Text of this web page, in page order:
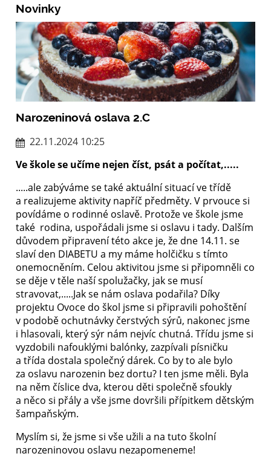
Novinky
Narozeninová oslava 2.C
22.11.2024 10:25
Ve škole se učíme nejen číst, psát a počítat,.....
.....ale zabýváme se také aktuální situací ve třídě
a realizujeme aktivity napříč předměty. V prvouce si
povídáme o rodinné oslavě. Protože ve škole jsme
také rodina, uspořádali jsme si oslavu i tady. Dalším
důvodem připravení této akce je, že dne 14.11. se
slaví den DIABETU a my máme holčičku s tímto
onemocněním. Celou aktivitou jsme si připomněli co
se děje v těle naší spolužačky, jak se musí
stravovat,.....Jak se nám oslava podařila? Díky
projektu Ovoce do škol jsme si připravili pohoštění
v podobě ochutnávky čerstvých sýrů, nakonec jsme
i hlasovali, který sýr nám nejvíc chutná. Třídu jsme si
vyzdobili nafouklými balónky, zazpívali písničku
a třída dostala společný dárek. Co by to ale bylo
za oslavu narozenin bez dortu? I ten jsme měli. Byla
na něm číslice dva, kterou děti společně sfoukly
a něco si přály a vše jsme dovršili přípitkem dětským
šampaňským.
Myslím si, že jsme si vše užili a na tuto školní
narozeninovou oslavu nezapomeneme!